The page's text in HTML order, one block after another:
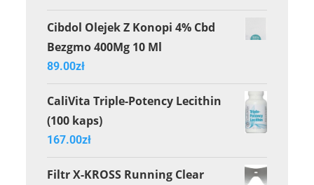
Cibdol Olejek Z Konopi 4% Cbd
Bezgmo 400Mg 10 Ml
89.00zł
CaliVita Triple-Potency Lecithin
(100 kaps)
167.00zł
Filtr X-KROSS Running Clear